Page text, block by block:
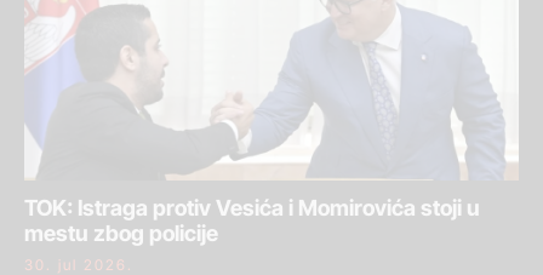
TOK: Istraga protiv Vesića i Momirovića stoji u
mestu zbog policije
30. jul 2026.